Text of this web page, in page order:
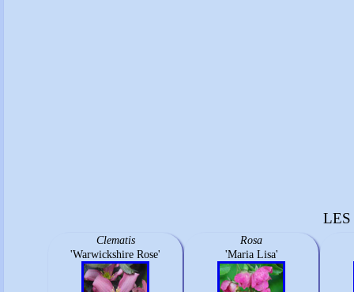
LES
Clematis
'Warwickshire Rose'
Rosa
'Maria Lisa'